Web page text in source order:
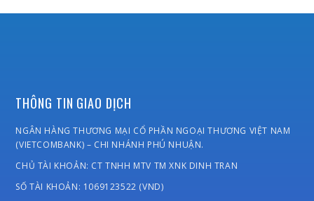
THÔNG TIN GIAO DỊCH
NGÂN HÀNG THƯƠNG MẠI CỔ PHẦN NGOẠI THƯƠNG VIỆT NAM
(VIETCOMBANK) – CHI NHÁNH PHÚ NHUẬN.
CHỦ TÀI KHOẢN: CT TNHH MTV TM XNK DINH TRAN
SỐ TÀI KHOẢN: 1069123522 (VND)